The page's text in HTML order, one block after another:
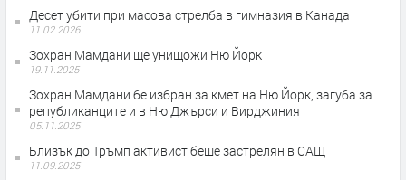
Десет убити при масова стрелба в гимназия в Канада
11.02.2026
Зохран Мамдани ще унищожи Ню Йорк
19.11.2025
Зохран Мамдани бе избран за кмет на Ню Йорк, загуба за
републиканците и в Ню Джърси и Вирджиния
05.11.2025
Близък до Тръмп активист беше застрелян в САЩ
11.09.2025